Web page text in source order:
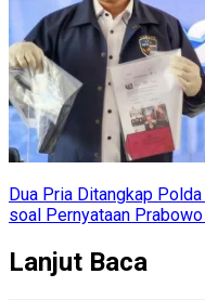
Dua Pria Ditangkap
soal Pernyataan
Lanjut Baca